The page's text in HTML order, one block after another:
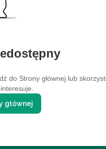
do Strony głównej lub
głównej